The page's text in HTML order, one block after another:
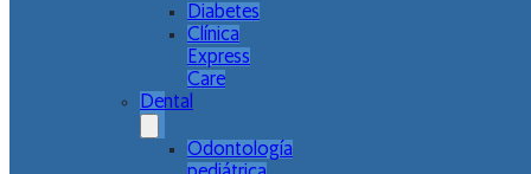
Diabetes
Clínica
Express
Care
Dental
Odontología